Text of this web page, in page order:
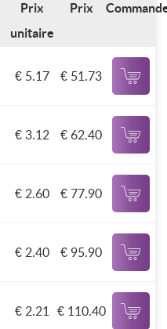
Prix
unitaire
Prix
€ 5.17 € 51.73
€ 3.12 € 62.40
€ 2.60 € 77.90
€ 2.40 € 95.90
€ 2.21 € 110.40